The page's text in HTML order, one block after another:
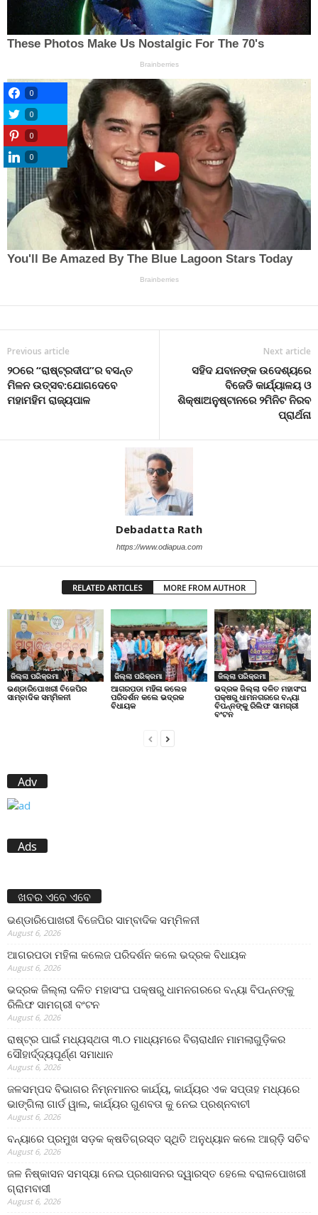
Previous article
୨୦ରେ “ରାଷ୍ଟ୍ରଦୀପ”ର ବସନ୍ତ
ମିଳନ ଉତ୍ସବ:ଯୋଗଦେବେ
ମହାମହିମ ରାଜ୍ୟପାଳ
Next article
ସହିଦ ଯବାନଙ୍କ ଉଦେଶ୍ୟରେ
ବିଜେଡି କାର୍ଯ୍ୟାଳୟ ଓ
ଶିକ୍ଷାଅନୁଷ୍ଟାନରେ ୨ମିନିଟ ନିରବ
ପ୍ରାର୍ଥନା
Debadatta Rath
https://www.odiapua.com
RELATED ARTICLES MORE FROM AUTHOR
ଜିଲ୍ଲା ପରିକ୍ରମା
ଭଣ୍ଡାରିପୋଖରୀ ବିଜେପିର
ସାମ୍ବାଦିକ ସମ୍ମିଳନୀ
ଜିଲ୍ଲା ପରିକ୍ରମା
ଆଗରପଡା ମହିଳା କଲେଜ
ପରିଦର୍ଶନ କଲେ ଭଦ୍ରକ
ବିଧାୟକ
ଜିଲ୍ଲା ପରିକ୍ରମା
ଭଦ୍ରକ ଜିଲ୍ଲା ଦଳିତ ମହାସଂଘ
ପକ୍ଷରୁ ଧାମନଗରରେ ବନ୍ୟା
ବିପନ୍ନଙ୍କୁ ରିଲିଫ ସାମଗ୍ରୀ
ବଂଟନ
Adv
Ads
ଖବର ଏବେ ଏବେ
ଭଣ୍ଡାରିପୋଖରୀ ବିଜେପିର ସାମ୍ବାଦିକ ସମ୍ମିଳନୀ
August 6, 2026
ଆଗରପଡା ମହିଳା କଲେଜ ପରିଦର୍ଶନ କଲେ ଭଦ୍ରକ ବିଧାୟକ
August 6, 2026
ଭଦ୍ରକ ଜିଲ୍ଲା ଦଳିତ ମହାସଂଘ ପକ୍ଷରୁ ଧାମନଗରରେ ବନ୍ୟା ବିପନ୍ନଙ୍କୁ
ରିଲିଫ ସାମଗ୍ରୀ ବଂଟନ
August 6, 2026
ରାଷ୍ଟ୍ର ପାଇଁ ମଧ୍ୟସ୍ଥତା ୩.୦ ମାଧ୍ୟମରେ ବିଚାରାଧୀନ ମାମଲାଗୁଡ଼ିକର
ସୌହାର୍ଦ୍ଦ୍ୟପୂର୍ଣ୍ଣ ସମାଧାନ
August 6, 2026
ଜଳସମ୍ପଦ ବିଭାଗର ନିମ୍ନମାନର କାର୍ଯ୍ୟ, କାର୍ଯ୍ୟର ଏକ ସପ୍ତାହ ମଧ୍ୟରେ
ଭାଙ୍ଗିଲା ଗାର୍ଡ ୱାଲ, କାର୍ଯ୍ୟର ଗୁଣବତା କୁ ନେଇ ପ୍ରଶ୍ନବାଚୀ
August 6, 2026
ବନ୍ୟାରେ ପ୍ରମୁଖ ସଡ଼କ କ୍ଷତିଗ୍ରସ୍ତ ସ୍ଥିତି ଅନୁଧ୍ୟାନ କଲେ ଆର୍‌ଡ଼ି ସଚିବ
August 6, 2026
ଜଳ ନିଷ୍କାସନ ସମସ୍ୟା ନେଇ ପ୍ରଶାସନର ଦ୍ୱାରସ୍ତ ହେଲେ ବରାଳପୋଖରୀ
ଗ୍ରାମବାସୀ
August 6, 2026
0
0
0
0